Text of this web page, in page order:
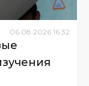
06 08 2026 16:32